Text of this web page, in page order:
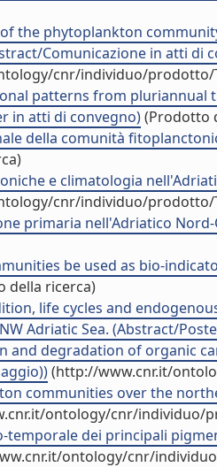
the phytoplankton
Comunicazione in atti di
cnr/individuo/prodotto/
patterns from pluriannual
in atti di convegno)(Prodotto
della comunità
e climatologia
cnr/individuo/prodotto/
primaria nell'Adriatico
be used as bio-
della ricerca)
life cycles and
Adriatic Sea. (Abstract/
and degradation of organic
(http://www.cnr.it/
communities over the
ontology/cnr/individuo/
temporale dei principali
ontology/cnr/